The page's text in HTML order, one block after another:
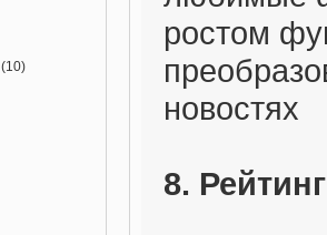
(10)
ростом
новостях
8.